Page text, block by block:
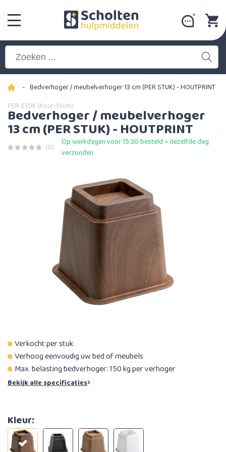
- Bedverhoger / meubelverhoger 13 cm (PER STUK) - HOUTPRINT
PER STUK (hout-13cm)
Bedverhoger / meubelverhoger
13 cm (PER STUK) - HOUTPRINT
(0)
Op werkdagen voor 15:30 besteld = dezelfde dag
verzonden
Verkocht per stuk
Verhoog eenvoudig uw bed of meubels
Max. belasting bedverhoger: 150 kg per verhoger
Bekijk alle specificaties
Kleur: